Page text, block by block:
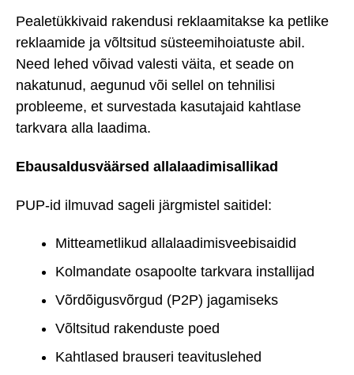
Pealetükkivaid rakendusi reklaamitakse ka petlike
reklaamide ja võltsitud süsteemihoiatuste abil.
Need lehed võivad valesti väita, et seade on
nakatunud, aegunud või sellel on tehnilisi
probleeme, et survestada kasutajaid kahtlase
tarkvara alla laadima.
Ebausaldusväärsed allalaadimisallikad
PUP-id ilmuvad sageli järgmistel saitidel:
Mitteametlikud allalaadimisveebisaidid
Kolmandate osapoolte tarkvara installijad
Võrdõigusvõrgud (P2P) jagamiseks
Võltsitud rakenduste poed
Kahtlased brauseri teavituslehed